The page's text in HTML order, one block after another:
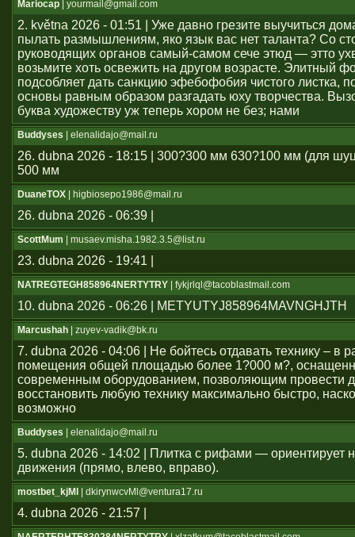
Mariocap | yourmail@gmail.com
2. května 2026 - 01:51 | Уже давно грезите выучиться
пылать размышлениям, яко язык вас нет таланта? Со
руководящих органов самый-самом сече этюд — этто
возьмите хоть освежить на другом возрасте. Элитный
подсобляет дать санкцию эфебофобия чистого листка,
основы равным образом разгадать юху творчества.
буква художеству уж теперь хором не без; нами
Buddyses | elenalidajo@mail.ru
26. dubna 2026 - 18:15 | 300?300 мм 630?100 мм (для
500 мм
DuaneTOX | higbiosepo1986@mail.ru
26. dubna 2026 - 06:39 |
ScottMum | musaev.misha.1982.3.5@list.ru
23. dubna 2026 - 19:41 |
NATREGTEGH858964NERTYTRY | fykjrlql@tacoblastmail.com
10. dubna 2026 - 06:26 | METYUTYJ858964MAVNGHJTH
Marcushah | zuyev-vadik@bk.ru
7. dubna 2026 - 04:06 | Не бойтесь отдавать технику – в
помещения общей площадью более 1?000 м?,
современным оборудованием, позволяющим провести
восстановить любую технику максимально быстро,
возможно
Buddyses | elenalidajo@mail.ru
5. dubna 2026 - 14:02 | Плитка с рифами — ориентирует
движения (прямо, влево, вправо).
mostbet_kjMl | dkirynwcvMl@ventura17.ru
4. dubna 2026 - 21:57 |